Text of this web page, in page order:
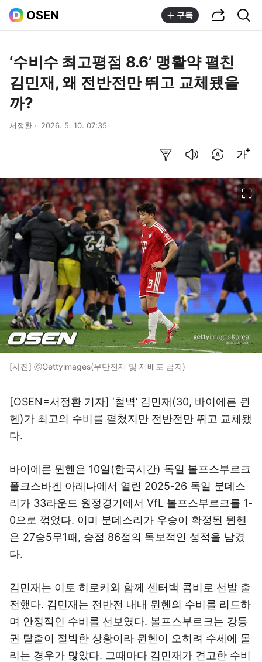
OSEN 구독
‘수비수 최고평점 8.6’ 맹활약 펼친
김민재, 왜 전반전만 뛰고 교체됐을
까?
서정환 2026. 5. 10. 07:35
[사진] ⓒGettyimages(무단전재 및 재배포 금지)
[OSEN=서정환 기자] ‘철벽’ 김민재(30, 바이에른 뮌
헨)가 최고의 수비를 펼쳤지만 전반전만 뛰고 교체됐
다.
바이에른 뮌헨은 10일(한국시간) 독일 볼프스부르크
폴크스바겐 아레나에서 열린 2025-26 독일 분데스
리가 33라운드 원정경기에서 VfL 볼프스부르크를 1-
0으로 꺾었다. 이미 분데스리가 우승이 확정된 뮌헨
은 27승5무1패, 승점 86점의 독보적인 성적을 남겼
다.
김민재는 이토 히로키와 함께 센터백 콤비로 선발 출
전했다. 김민재는 전반전 내내 뮌헨의 수비를 리드하
며 안정적인 수비를 선보였다. 볼프스부르크는 강등
권 탈출이 절박한 상황이라 뮌헨이 오히려 수세에 몰
리는 경우가 많았다. 그때마다 김민재가 견고한 수비